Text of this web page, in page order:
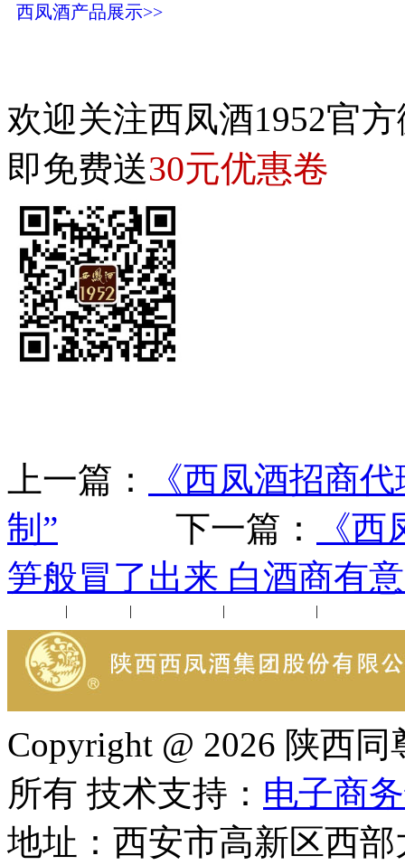
西凤酒产品展示>>
欢迎关注西凤酒1952官
即免费送30元优惠卷
上一篇：
《西凤酒招商
制” 下一篇：
《
笋般冒了出来 白酒商有
| | | |
Copyright @ 2026 陕西
所有 技术支持： 电子商
地址：西安市高新区西